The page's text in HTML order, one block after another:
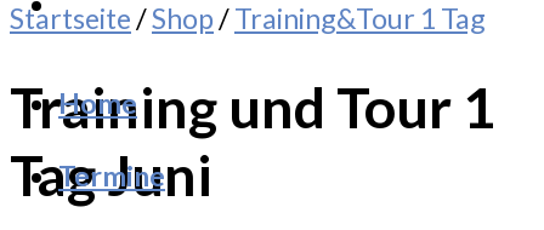
Home
Termine
Startseite/Shop/Training&Tour 1 Tag
Training und Tour 1
Tag Juni